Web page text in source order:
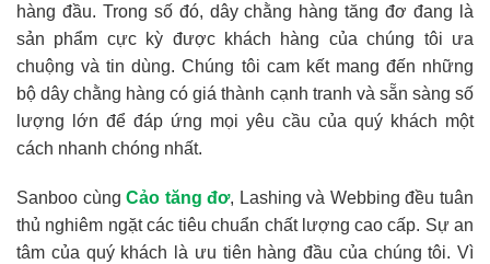
hàng đầu. Trong số đó, dây chằng hàng tăng đơ đang là
sản phẩm cực kỳ được khách hàng của chúng tôi ưa
chuộng và tin dùng. Chúng tôi cam kết mang đến những
bộ dây chằng hàng có giá thành cạnh tranh và sẵn sàng số
lượng lớn để đáp ứng mọi yêu cầu của quý khách một
cách nhanh chóng nhất.
Sanboo cùngCảo tăng đơ, Lashing và Webbing đều tuân
thủ nghiêm ngặt các tiêu chuẩn chất lượng cao cấp. Sự an
tâm của quý khách là ưu tiên hàng đầu của chúng tôi. Vì